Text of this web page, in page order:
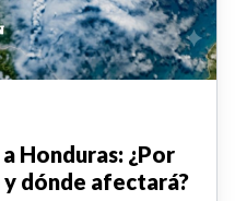
Honduras: ¿Por
dónde afectará?